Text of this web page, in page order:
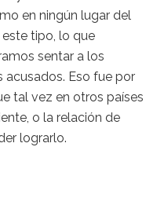
en ningún lugar del
tipo, lo que
sentar a los
acusados. Eso fue por
tal vez en otros países
o la relación de
lograrlo.